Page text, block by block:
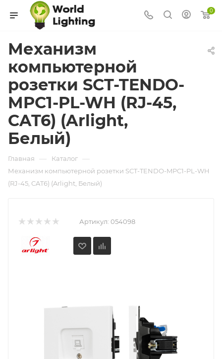
0
Механизм
компьютерной
розетки SCT-TENDO-
MPC1-PL-WH (RJ-45,
CAT6) (Arlight,
Белый)
Главная — Каталог —
Механизм компьютерной розетки SCT-TENDO-MPC1-PL-WH
(RJ-45, CAT6) (Arlight, Белый)
Артикул: 054098